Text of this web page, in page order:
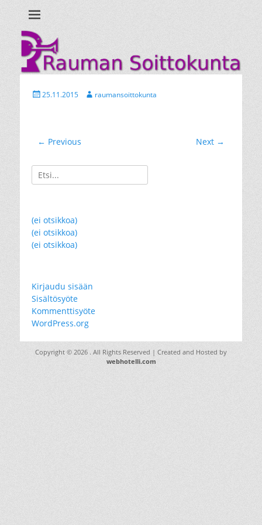
Posted25.11.2015 Authorraumansoittokunta
Artikkelien
← Previous
post:
Next →
post:
Search
for:
(ei otsikkoa)
(ei otsikkoa)
(ei otsikkoa)
Kirjaudu sisään
Sisältösyöte
Kommenttisyöte
WordPress.org
Copyright © 2026 . All Rights Reserved | Created and Hosted by
webhotelli.com